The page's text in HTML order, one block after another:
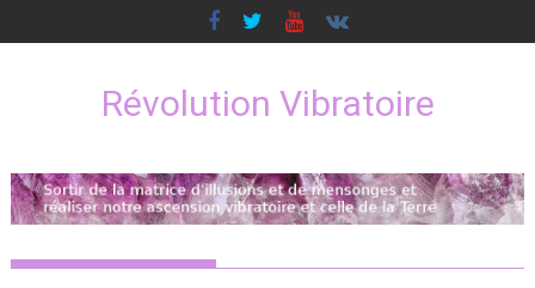
to
Révolution Vibratoire